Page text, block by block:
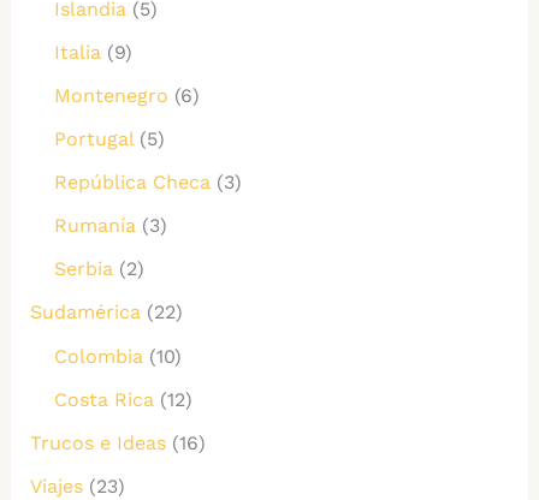
Islandia(5)
Italia(9)
Montenegro (6)
Portugal(5)
República Checa(3)
Rumanía(3)
Serbia(2)
Sudamérica(22)
Colombia(10)
Costa Rica(12)
Trucos e Ideas(16)
Viajes(23)